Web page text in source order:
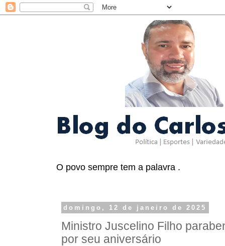
O povo sempre tem a palavra .
domingo, 12 de janeiro de 2025
Ministro Juscelino Filho
por seu aniversário